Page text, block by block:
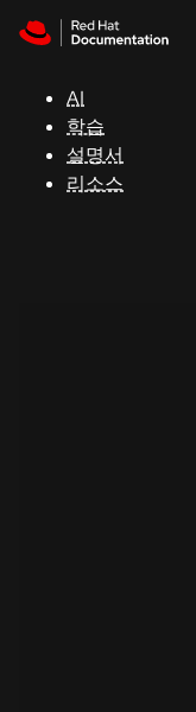
AI
학습
설명서
리소스